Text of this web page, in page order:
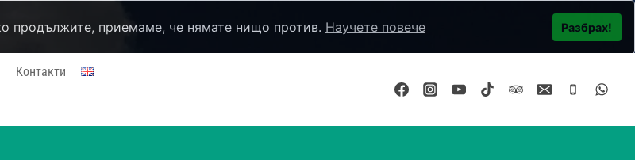
продължите, приемаме, че нямате нищо против. Научете повече Разбрах!
Контакти